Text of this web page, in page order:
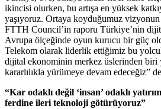
ikincisi olurken, bu artışa en yüksek
yaşıyoruz. Ortaya koyduğumuz
FTTH Council’in raporu Türkiye’nin
Avrupa ölçeğinde oyun kurucu bir güç
Telekom olarak liderlik ettiğimiz bu
dijital ekonominin merkez üslerinden biri
kararlılıkla yürümeye devam edeceğiz”
“Kar odaklı değil ‘insan’ odaklı
ferdine ileri teknoloji götürüyoruz”